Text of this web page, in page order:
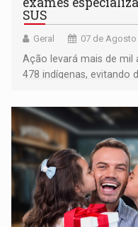
SUS
Geral 07 de Agosto
Ação levará mais de mil
478 indígenas, evitando